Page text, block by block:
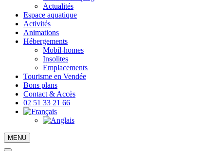
Actualités
Espace aquatique
Activités
Animations
Hébergements
Mobil-homes
Insolites
Emplacements
Tourisme en Vendée
Bons plans
Contact & Accès
02 51 33 21 66
MENU